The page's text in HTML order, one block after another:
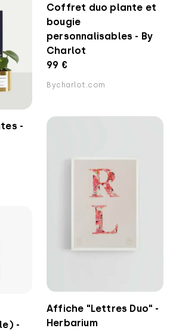
Coffret duo plante et
bougie
personnalisables - By
Charlot
99 €
Bycharlot.com
-
Affiche "Lettres Duo" -
Herbarium
-